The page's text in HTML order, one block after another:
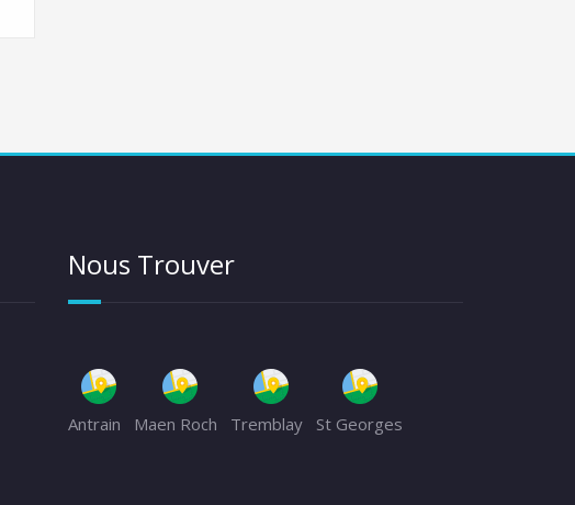
Nous Trouver
Antrain Maen Roch Tremblay St Georges